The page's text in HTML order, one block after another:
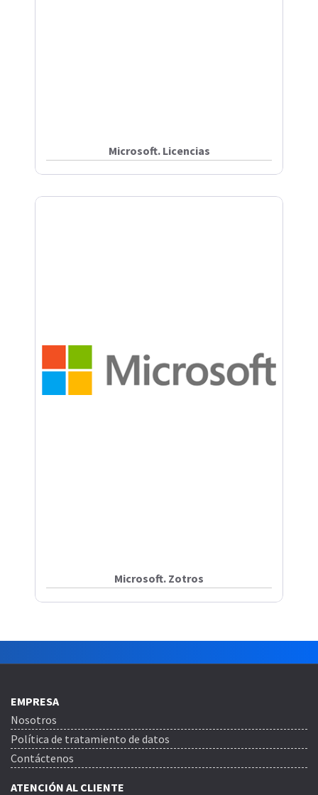
Microsoft. Licencias
Microsoft. Zotros
EMPRESA
Nosotros
Política de tratamiento de datos
Contáctenos
ATENCIÓN AL CLIENTE